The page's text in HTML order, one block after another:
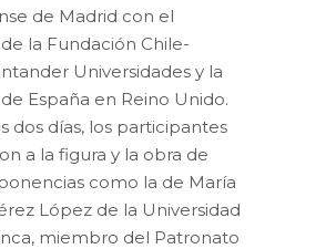
de Madrid con el
la Fundación Chile-
Universidades y la
España en Reino Unido.
dos días, los participantes
a la figura y la obra de
como la de María
López de la Universidad
miembro del Patronato